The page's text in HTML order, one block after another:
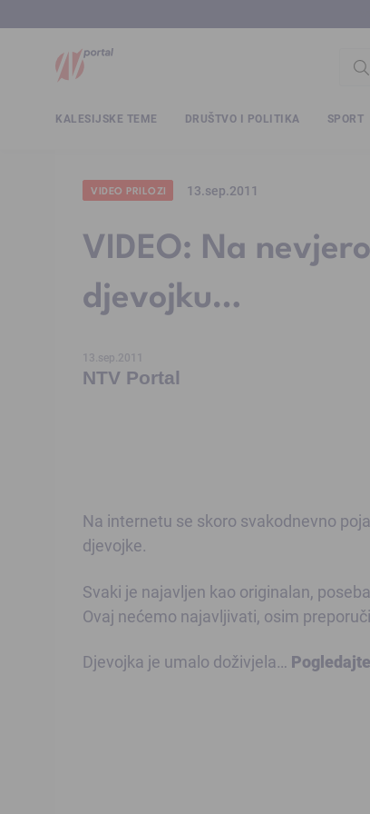
KALESIJSKE TEME DRUŠTVO I POLITIKA SPORT
VIDEO PRILOZI 13.sep.2011
VIDEO: Na
djevojku…
13.sep.2011
NTV Portal
Na internetu se skoro svakodnevno
djevojke.
Svaki je najavljen kao originalan,
Ovaj nećemo najavljivati, osim
Djevojka je umalo doživjela…